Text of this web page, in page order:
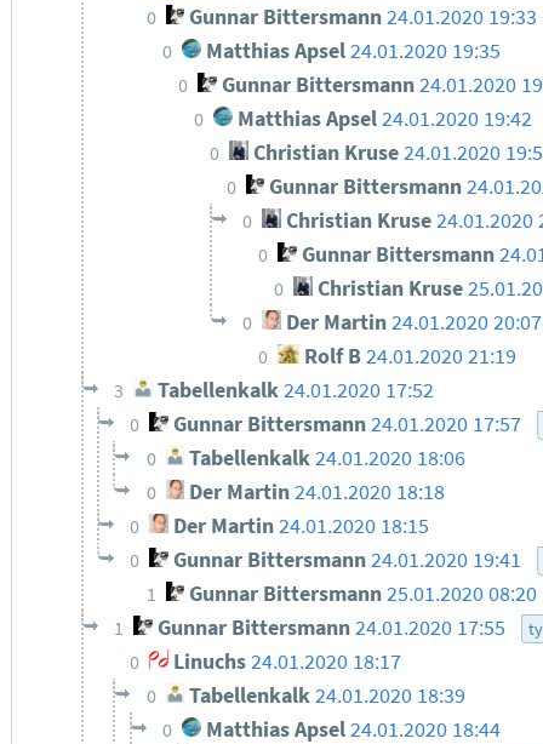
0 Gunnar Bittersmann24.01.2020 19:33
0 Matthias Apsel 24.01.2020 19:35
0 Gunnar Bittersmann24.01.2020
0 Matthias Apsel24.01.2020 19:42
0 Christian Kruse24.01.2020
0 Gunnar Bittersmann
0 Christian Kruse 24.01.2020
0 Gunnar Bittersmann
0 Christian Kruse
0 Der Martin 24.01.2020 20:07
0 Rolf B 24.01.2020 21:19
3 Tabellenkalk24.01.2020 17:52
0 Gunnar Bittersmann24.01.2020 17:57
0 Tabellenkalk24.01.2020 18:06
0 Der Martin24.01.2020 18:18
0 Der Martin24.01.2020 18:15
0 Gunnar Bittersmann24.01.2020 19:41
1 Gunnar Bittersmann25.01.2020 08:20
1 Gunnar Bittersmann24.01.2020 17:55
0 Linuchs24.01.2020 18:17
0 Tabellenkalk24.01.2020 18:39
0 Matthias Apsel 24.01.2020 18:44